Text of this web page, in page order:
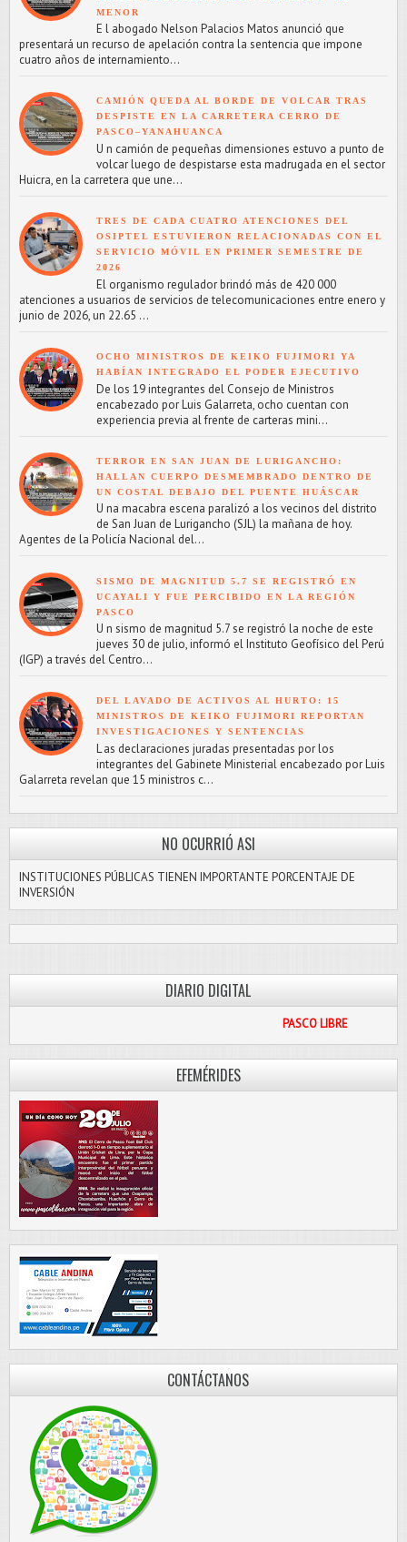
MENOR
E l abogado Nelson Palacios Matos anunció que
presentará un recurso de apelación contra la sentencia que impone
cuatro años de internamiento...
CAMIÓN QUEDA AL BORDE DE VOLCAR TRAS
DESPISTE EN LA CARRETERA CERRO DE
PASCO–YANAHUANCA
U n camión de pequeñas dimensiones estuvo a punto de
volcar luego de despistarse esta madrugada en el sector
Huicra, en la carretera que une...
TRES DE CADA CUATRO ATENCIONES DEL
OSIPTEL ESTUVIERON RELACIONADAS CON EL
SERVICIO MÓVIL EN PRIMER SEMESTRE DE
2026
El organismo regulador brindó más de 420 000
atenciones a usuarios de servicios de telecomunicaciones entre enero y
junio de 2026, un 22.65 ...
OCHO MINISTROS DE KEIKO FUJIMORI YA
HABÍAN INTEGRADO EL PODER EJECUTIVO
De los 19 integrantes del Consejo de Ministros
encabezado por Luis Galarreta, ocho cuentan con
experiencia previa al frente de carteras mini...
TERROR EN SAN JUAN DE LURIGANCHO:
HALLAN CUERPO DESMEMBRADO DENTRO DE
UN COSTAL DEBAJO DEL PUENTE HUÁSCAR
U na macabra escena paralizó a los vecinos del distrito
de San Juan de Lurigancho (SJL) la mañana de hoy.
Agentes de la Policía Nacional del...
SISMO DE MAGNITUD 5.7 SE REGISTRÓ EN
UCAYALI Y FUE PERCIBIDO EN LA REGIÓN
PASCO
U n sismo de magnitud 5.7 se registró la noche de este
jueves 30 de julio, informó el Instituto Geofísico del Perú
(IGP) a través del Centro...
DEL LAVADO DE ACTIVOS AL HURTO: 15
MINISTROS DE KEIKO FUJIMORI REPORTAN
INVESTIGACIONES Y SENTENCIAS
L as declaraciones juradas presentadas por los
integrantes del Gabinete Ministerial encabezado por Luis
Galarreta revelan que 15 ministros c...
NO OCURRIÓ ASI
INSTITUCIONES PÚBLICAS TIENEN IMPORTANTE PORCENTAJE DE
INVERSIÓN
DIARIO DIGITAL
EFEMÉRIDES
CONTÁCTANOS